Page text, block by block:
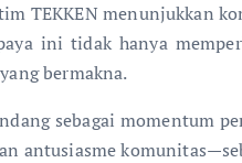
TEKKEN menunjukkan
ini tidak hanya
bermakna.
sebagai momentum
antusiasme